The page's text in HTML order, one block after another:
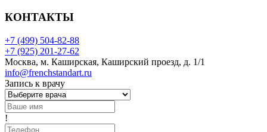
КОНТАКТЫ
+7 (499) 504-82-88
+7 (925) 201-27-62
Москва, м. Каширская, Каширский проезд, д. 1/1
info@frenchstandart.ru
Запись к врачу
!